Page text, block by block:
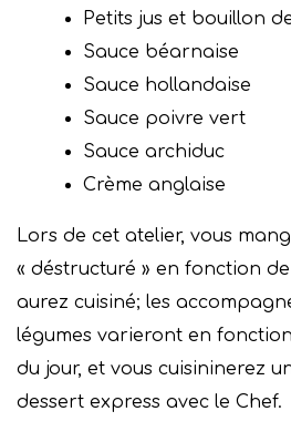
Petits jus et bouillon
Sauce béarnaise
Sauce hollandaise
Sauce poivre vert
Sauce archiduc
Crème anglaise
Lors de cet atelier, vous
« déstructuré » en fonction
aurez cuisiné; les
légumes varieront en
du jour, et vous cuisininerez
dessert express avec le Chef.